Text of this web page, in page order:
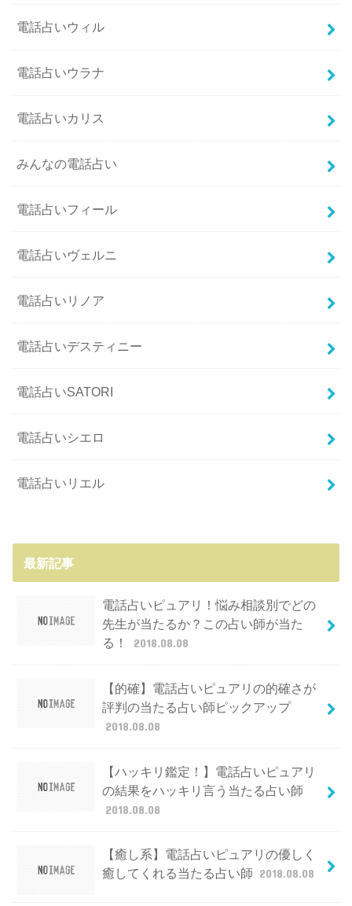
電話占いウィル
電話占いウラナ
電話占いカリス
みんなの電話占い
電話占いフィール
電話占いヴェルニ
電話占いリノア
電話占いデスティニー
電話占いSATORI
電話占いシエロ
電話占いリエル
最新記事
電話占いピュアリ！悩み相談別でどの
先生が当たるか？この占い師が当た
る！
2018.08.08
【的確】電話占いピュアリの的確さが
評判の当たる占い師ピックアップ
2018.08.08
【ハッキリ鑑定！】電話占いピュアリ
の結果をハッキリ言う当たる占い師
2018.08.08
【癒し系】電話占いピュアリの優しく
癒してくれる当たる占い師 2018.08.08